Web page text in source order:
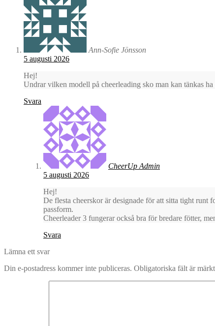
Ann-Sofie Jönsson
5 augusti 2026
Hej!
Undrar vilken modell på cheerleading sko man kan tänkas
Svara
CheerUp Admin
5 augusti 2026
Hej!
De flesta cheerskor är designade för att sitta tight runt
passform.
Cheerleader 3 fungerar också bra för bredare fötter,
Svara
Lämna ett svar
Din e-postadress kommer inte publiceras. Obligatoriska fält är